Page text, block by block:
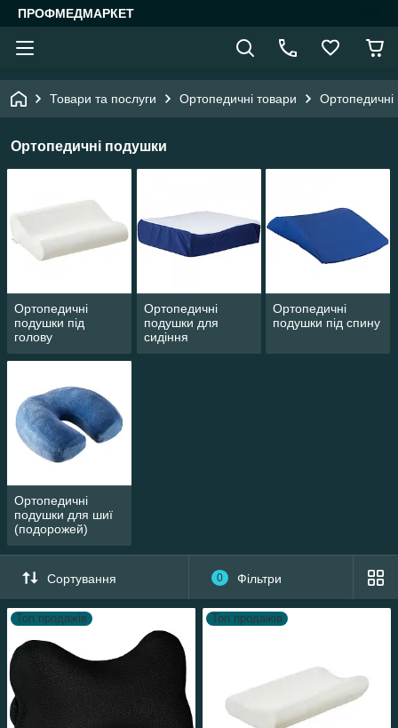
ПРОФМЕДМАРКЕТ
Товари та послуги Ортопедичні товари
Ортопедичні подушки
Ортопедичні
подушки під
голову
Ортопедичні
подушки для
сидіння
Ортопедичні
подушки під спину
Ортопедичні
подушки для шиї
(подорожей)
Сортування 0 Фільтри
Топ продажів Топ продажів